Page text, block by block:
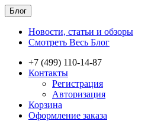
Блог
Новости, статьи и обзоры
Смотреть Весь Блог
+7 (499) 110-14-87
Контакты
Регистрация
Авторизация
Корзина
Оформление заказа